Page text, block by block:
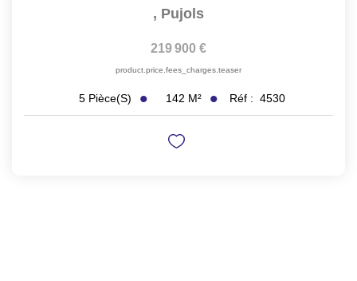
, Pujols
219 900 €
product.price.fees_charges.teaser
5 Pièce(s) 142 M² Réf : 4530